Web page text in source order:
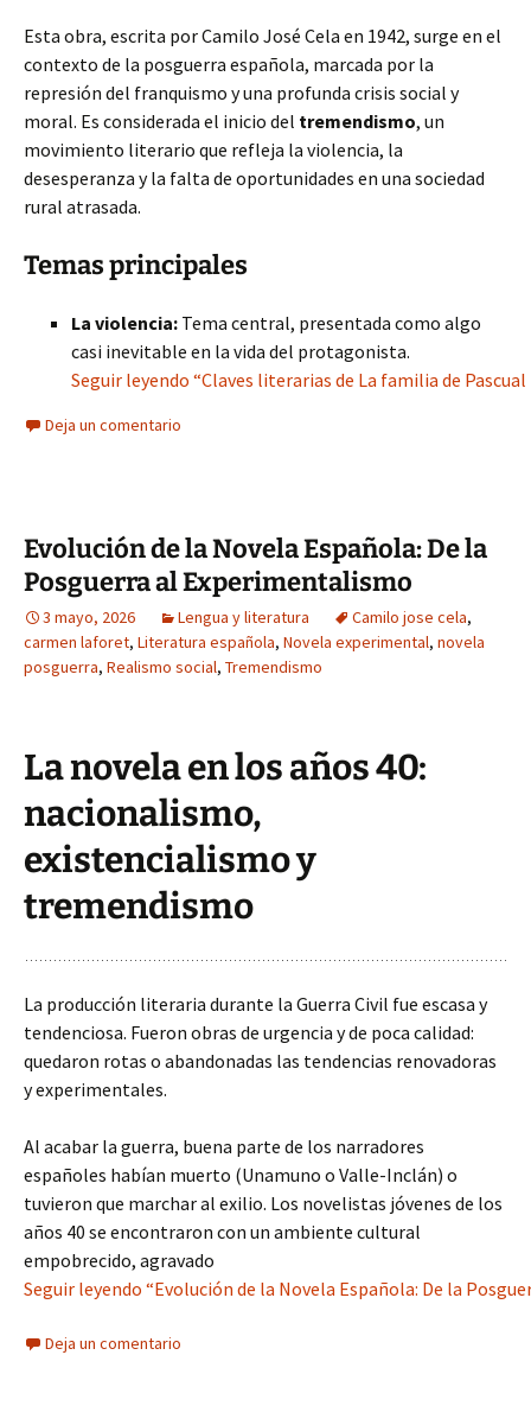
Esta obra, escrita por Camilo José Cela en 1942, surge en el
contexto de la posguerra española, marcada por la
represión del franquismo y una profunda crisis social y
moral. Es considerada el inicio del tremendismo, un
movimiento literario que refleja la violencia, la
desesperanza y la falta de oportunidades en una sociedad
rural atrasada.
Temas principales
La violencia: Tema central, presentada como algo
casi inevitable en la vida del protagonista.
Seguir leyendo “Claves literarias de La familia de
Deja un comentario
Evolución de la Novela Española: De la
Posguerra al Experimentalismo
3 mayo, 2026 Lengua y literatura Camilo jose cela,
carmen laforet, Literatura española, Novela experimental, novela
posguerra, Realismo social, Tremendismo
La novela en los años 40:
nacionalismo,
existencialismo y
tremendismo
La producción literaria durante la Guerra Civil fue escasa y
tendenciosa. Fueron obras de urgencia y de poca calidad:
quedaron rotas o abandonadas las tendencias renovadoras
y experimentales.
Al acabar la guerra, buena parte de los narradores
españoles habían muerto (Unamuno o Valle-Inclán) o
tuvieron que marchar al exilio. Los novelistas jóvenes de los
años 40 se encontraron con un ambiente cultural
empobrecido, agravado
Seguir leyendo “Evolución de la Novela Española: De la
Deja un comentario